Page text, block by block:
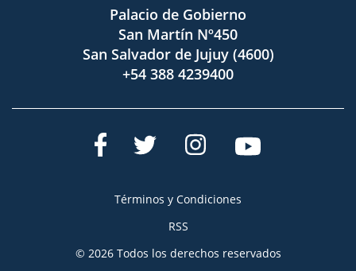
Palacio de Gobierno
San Martín Nº450
San Salvador de Jujuy (4600)
+54 388 4239400
Términos y Condiciones
RSS
© 2026 Todos los derechos reservados